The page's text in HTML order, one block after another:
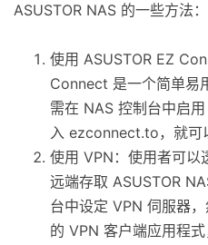
ASUSTOR NAS 的一些方法：
使用 ASUSTOR EZ
Connect 是一个简单易
需在 NAS 控制台中启
入 ezconnect.to，就可
使用 VPN：使用者可以
远端存取 ASUSTOR
台中设定 VPN 伺服器
的 VPN 客户端应用程